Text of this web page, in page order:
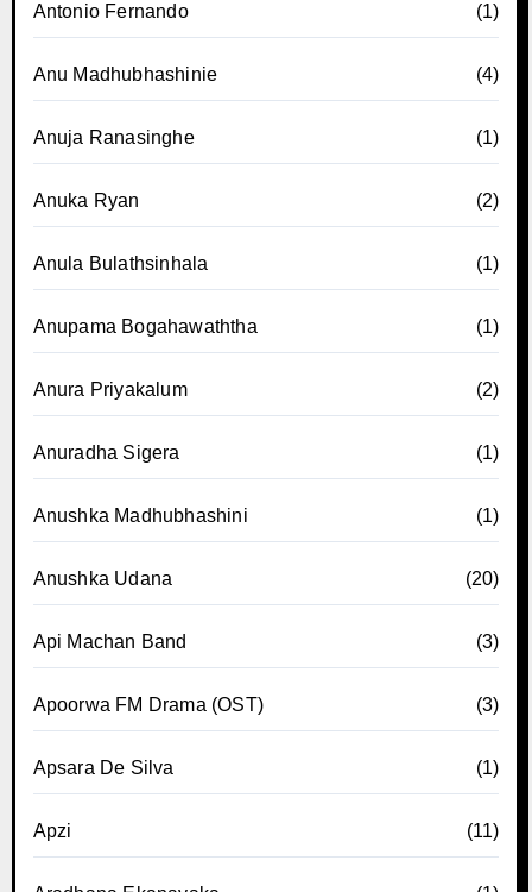
Antonio Fernando (1)
Anu Madhubhashinie (4)
Anuja Ranasinghe (1)
Anuka Ryan (2)
Anula Bulathsinhala (1)
Anupama Bogahawaththa (1)
Anura Priyakalum (2)
Anuradha Sigera (1)
Anushka Madhubhashini (1)
Anushka Udana (20)
Api Machan Band (3)
Apoorwa FM Drama (OST) (3)
Apsara De Silva (1)
Apzi (11)